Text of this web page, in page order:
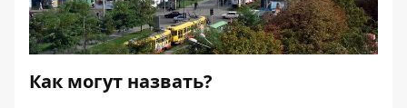
Как могут назвать?